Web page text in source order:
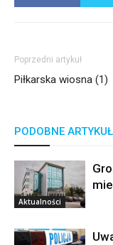
Poprzedni artykuł
Piłkarska wiosna (1)
PODOBNE
Aktualności